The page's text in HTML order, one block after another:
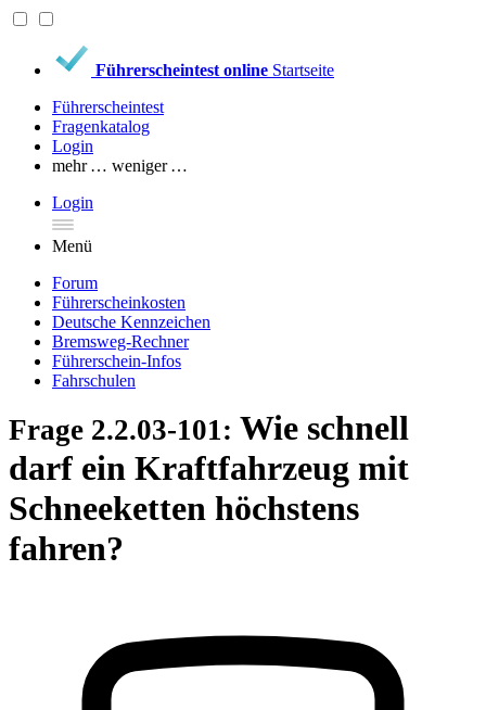
Führerscheintest online Startseite
Führerscheintest
Fragenkatalog
Login
mehr … weniger …
Login
Menü
Forum
Führerscheinkosten
Deutsche Kennzeichen
Bremsweg-Rechner
Führerschein-Infos
Fahrschulen
Frage 2.2.03-101: Wie schnell
darf ein Kraftfahrzeug mit
Schneeketten höchstens
fahren?